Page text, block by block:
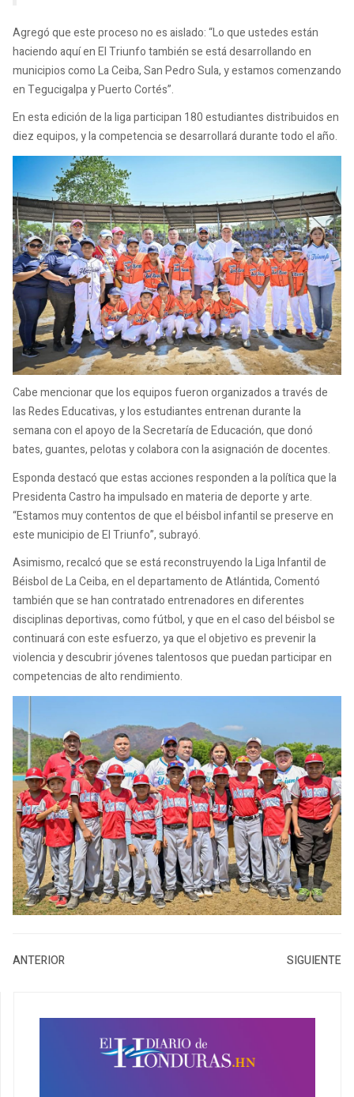
Agregó que este proceso no es aislado: “Lo que ustedes están
haciendo aquí en El Triunfo también se está desarrollando en
municipios como La Ceiba, San Pedro Sula, y estamos comenzando
en Tegucigalpa y Puerto Cortés”.
En esta edición de la liga participan 180 estudiantes distribuidos en
diez equipos, y la competencia se desarrollará durante todo el año.
Cabe mencionar que los equipos fueron organizados a través de
las Redes Educativas, y los estudiantes entrenan durante la
semana con el apoyo de la Secretaría de Educación, que donó
bates, guantes, pelotas y colabora con la asignación de docentes.
Esponda destacó que estas acciones responden a la política que la
Presidenta Castro ha impulsado en materia de deporte y arte.
“Estamos muy contentos de que el béisbol infantil se preserve en
este municipio de El Triunfo”, subrayó.
Asimismo, recalcó que se está reconstruyendo la Liga Infantil de
Béisbol de La Ceiba, en el departamento de Atlántida, Comentó
también que se han contratado entrenadores en diferentes
disciplinas deportivas, como fútbol, y que en el caso del béisbol se
continuará con este esfuerzo, ya que el objetivo es prevenir la
violencia y descubrir jóvenes talentosos que puedan participar en
competencias de alto rendimiento.
ANTERIOR SIGUIENTE